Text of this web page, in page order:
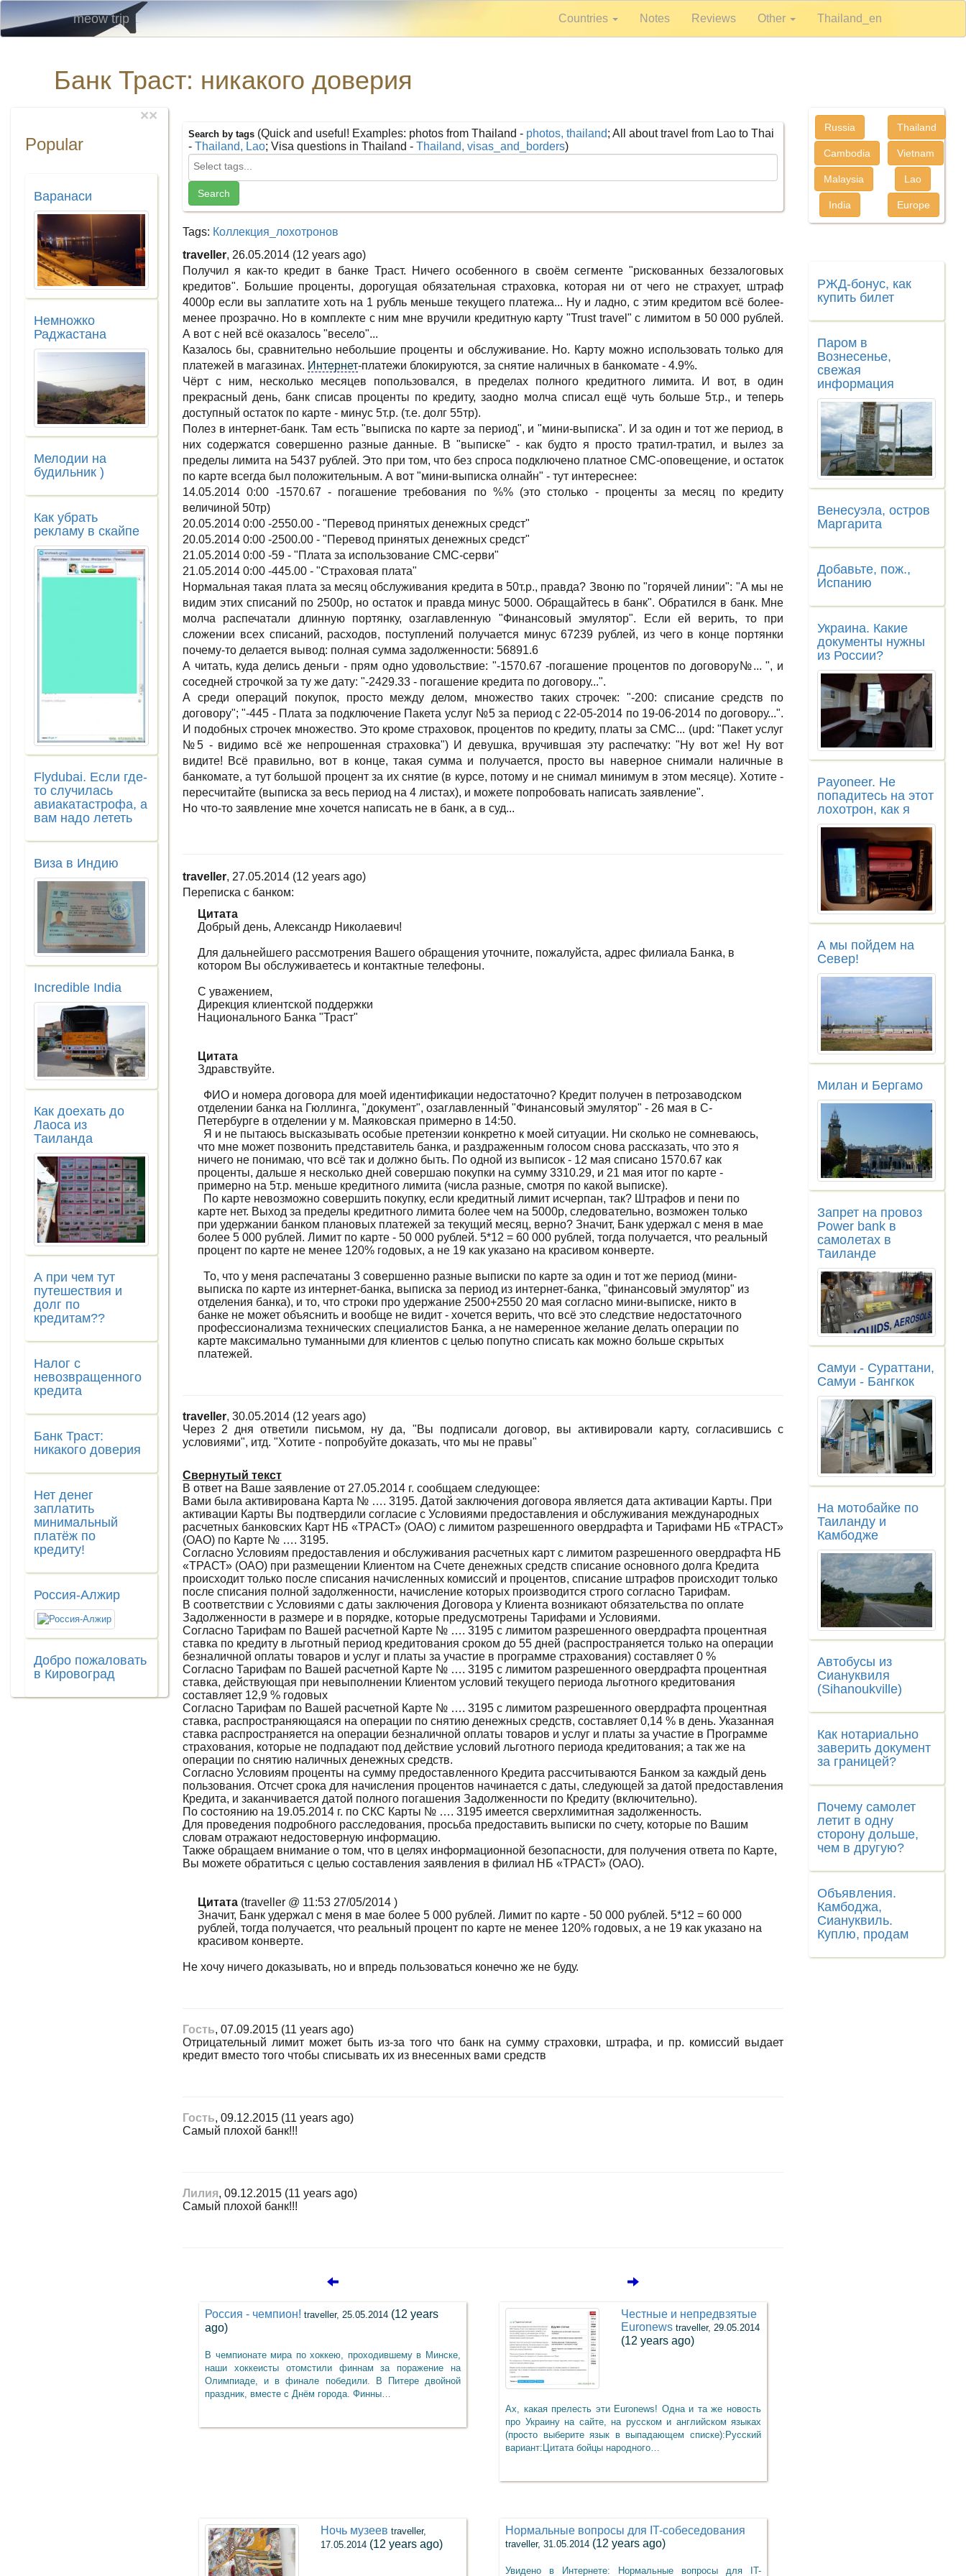
meow trip Countries Notes Reviews Other Thailand_en
Банк Траст: никакого доверия
×
×
Popular
Варанаси
Немножко
Раджастана
Мелодии на
будильник )
Как убрать
рекламу в скайпе
Flydubai. Если где-
то случилась
авиакатастрофа, а
вам надо лететь
Виза в Индию
Incredible India
Как доехать до
Лаоса из
Таиланда
А при чем тут
путешествия и
долг по
кредитам??
Налог с
невозвращенного
кредита
Банк Траст:
никакого доверия
Нет денег
заплатить
минимальный
платёж по
кредиту!
Россия-Алжир
Добро пожаловать
в Кировоград
Search by tags (Quick and useful! Examples: photos from Thailand - photos, thailand; All about travel from Lao to Thai
- Thailand, Lao; Visa questions in Thailand - Thailand, visas_and_borders)
Tags: Коллекция_лохотронов
traveller, 26.05.2014 (12 years ago)
Получил я как-то кредит в банке Траст. Ничего особенного в своём сегменте "рискованных беззалоговых
кредитов". Большие проценты, дорогущая обязательная страховка, которая ни от чего не страхует, штраф
4000р если вы заплатите хоть на 1 рубль меньше текущего платежа... Ну и ладно, с этим кредитом всё более-
менее прозрачно. Но в комплекте с ним мне вручили кредитную карту "Trust travel" с лимитом в 50 000 рублей.
А вот с ней всё оказалось "весело"...
Казалось бы, сравнительно небольшие проценты и обслуживание. Но. Карту можно использовать только для
платежей в магазинах. Интернет-платежи блокируются, за снятие наличных в банкомате - 4.9%.
Чёрт с ним, несколько месяцев попользовался, в пределах полного кредитного лимита. И вот, в один
прекрасный день, банк списав проценты по кредиту, заодно молча списал ещё чуть больше 5т.р., и теперь
доступный остаток по карте - минус 5т.р. (т.е. долг 55тр).
Полез в интернет-банк. Там есть "выписка по карте за период", и "мини-выписка". И за один и тот же период, в
них содержатся совершенно разные данные. В "выписке" - как будто я просто тратил-тратил, и вылез за
пределы лимита на 5437 рублей. Это при том, что без спроса подключено платное СМС-оповещение, и остаток
по карте всегда был положительным. А вот "мини-выписка олнайн" - тут интереснее:
14.05.2014 0:00 -1570.67 - погашение требования по %% (это столько - проценты за месяц по кредиту
величиной 50тр)
20.05.2014 0:00 -2550.00 - "Перевод принятых денежных средст"
20.05.2014 0:00 -2500.00 - "Перевод принятых денежных средст"
21.05.2014 0:00 -59 - "Плата за использование СМС-серви"
21.05.2014 0:00 -445.00 - "Страховая плата"
Нормальная такая плата за месяц обслуживания кредита в 50т.р., правда? Звоню по "горячей линии": "А мы не
видим этих списаний по 2500р, но остаток и правда минус 5000. Обращайтесь в банк". Обратился в банк. Мне
молча распечатали длинную портянку, озаглавленную "Финансовый эмулятор". Если ей верить, то при
сложении всех списаний, расходов, поступлений получается минус 67239 рублей, из чего в конце портянки
почему-то делается вывод: полная сумма задолженности: 56891.6
А читать, куда делись деньги - прям одно удовольствие: "-1570.67 -погашение процентов по договору№... ", и
соседней строчкой за ту же дату: "-2429.33 - погашение кредита по договору...".
А среди операций покупок, просто между делом, множество таких строчек: "-200: списание средств по
договору"; "-445 - Плата за подключение Пакета услуг №5 за период с 22-05-2014 по 19-06-2014 по договору...".
И подобных строчек множество. Это кроме страховок, процентов по кредиту, платы за СМС... (upd: "Пакет услуг
№5 - видимо всё же непрошенная страховка") И девушка, вручившая эту распечатку: "Ну вот же! Ну вот
видите! Всё правильно, вот в конце, такая сумма и получается, просто вы наверное снимали наличные в
банкомате, а тут большой процент за их снятие (в курсе, потому и не снимал минимум в этом месяце). Хотите -
пересчитайте (выписка за весь период на 4 листах), и можете попробовать написать заявление".
Но что-то заявление мне хочется написать не в банк, а в суд...
traveller, 27.05.2014 (12 years ago)
Переписка с банком:
Цитата
Добрый день, Александр Николаевич!
Для дальнейшего рассмотрения Вашего обращения уточните, пожалуйста, адрес филиала Банка, в
котором Вы обслуживаетесь и контактные телефоны.
С уважением,
Дирекция клиентской поддержки
Национального Банка "Траст"
Цитата
Здравствуйте.
ФИО и номера договора для моей идентификации недостаточно? Кредит получен в петрозаводском
отделении банка на Гюллинга, "документ", озаглавленный "Финансовый эмулятор" - 26 мая в С-
Петербурге в отделении у м. Маяковская примерно в 14:50.
Я и не пытаюсь высказывать особые претензии конкретно к моей ситуации. Ни сколько не сомневаюсь,
что мне может позвонить представитель банка, и раздраженным голосом снова рассказать, что это я
ничего не понимаю, что всё так и должно быть. По одной из выписок - 12 мая списано 1570.67 как
проценты, дальше я несколько дней совершаю покупки на сумму 3310.29, и 21 мая итог по карте -
примерно на 5т.р. меньше кредитного лимита (числа разные, смотря по какой выписке).
По карте невозможно совершить покупку, если кредитный лимит исчерпан, так? Штрафов и пени по
карте нет. Выход за пределы кредитного лимита более чем на 5000р, следовательно, возможен только
при удержании банком плановых платежей за текущий месяц, верно? Значит, Банк удержал с меня в мае
более 5 000 рублей. Лимит по карте - 50 000 рублей. 5*12 = 60 000 рублей, тогда получается, что реальный
процент по карте не менее 120% годовых, а не 19 как указано на красивом конверте.
То, что у меня распечатаны 3 совершенно разные выписки по карте за один и тот же период (мини-
выписка по карте из интернет-банка, выписка за период из интернет-банка, "финансовый эмулятор" из
отделения банка), и то, что строки про удержание 2500+2550 20 мая согласно мини-выписке, никто в
банке не может объяснить и вообще не видит - хочется верить, что всё это следствие недостаточного
профессионализма технических специалистов Банка, а не намеренное желание делать операции по
карте максимально туманными для клиентов с целью попутно списать как можно больше скрытых
платежей.
traveller, 30.05.2014 (12 years ago)
Через 2 дня ответили письмом, ну да, "Вы подписали договор, вы активировали карту, согласившись с
условиями", итд. "Хотите - попробуйте доказать, что мы не правы"
Свернутый текст
В ответ на Ваше заявление от 27.05.2014 г. сообщаем следующее:
Вами была активирована Карта № …. 3195. Датой заключения договора является дата активации Карты. При
активации Карты Вы подтвердили согласие с Условиями предоставления и обслуживания международных
расчетных банковских Карт НБ «ТРАСТ» (ОАО) с лимитом разрешенного овердрафта и Тарифами НБ «ТРАСТ»
(ОАО) по Карте № …. 3195.
Согласно Условиям предоставления и обслуживания расчетных карт с лимитом разрешенного овердрафта НБ
«ТРАСТ» (ОАО) при размещении Клиентом на Счете денежных средств списание основного долга Кредита
происходит только после списания начисленных комиссий и процентов, списание штрафов происходит только
после списания полной задолженности, начисление которых производится строго согласно Тарифам.
В соответствии с Условиями с даты заключения Договора у Клиента возникают обязательства по оплате
Задолженности в размере и в порядке, которые предусмотрены Тарифами и Условиями.
Согласно Тарифам по Вашей расчетной Карте № …. 3195 с лимитом разрешенного овердрафта процентная
ставка по кредиту в льготный период кредитования сроком до 55 дней (распространяется только на операции
безналичной оплаты товаров и услуг и платы за участие в программе страхования) составляет 0 %
Согласно Тарифам по Вашей расчетной Карте № …. 3195 с лимитом разрешенного овердрафта процентная
ставка, действующая при невыполнении Клиентом условий текущего периода льготного кредитования
составляет 12,9 % годовых
Согласно Тарифам по Вашей расчетной Карте № …. 3195 с лимитом разрешенного овердрафта процентная
ставка, распространяющаяся на операции по снятию денежных средств, составляет 0,14 % в день. Указанная
ставка распространяется на операции безналичной оплаты товаров и услуг и платы за участие в Программе
страхования, которые не подпадают под действие условий льготного периода кредитования; а так же на
операции по снятию наличных денежных средств.
Согласно Условиям проценты на сумму предоставленного Кредита рассчитываются Банком за каждый день
пользования. Отсчет срока для начисления процентов начинается с даты, следующей за датой предоставления
Кредита, и заканчивается датой полного погашения Задолженности по Кредиту (включительно).
По состоянию на 19.05.2014 г. по СКС Карты № …. 3195 имеется сверхлимитная задолженность.
Для проведения подробного расследования, просьба предоставить выписки по счету, которые по Вашим
словам отражают недостоверную информацию.
Также обращаем внимание о том, что в целях информационной безопасности, для получения ответа по Карте,
Вы можете обратиться с целью составления заявления в филиал НБ «ТРАСТ» (ОАО).
Цитата (traveller @ 11:53 27/05/2014 )
Значит, Банк удержал с меня в мае более 5 000 рублей. Лимит по карте - 50 000 рублей. 5*12 = 60 000
рублей, тогда получается, что реальный процент по карте не менее 120% годовых, а не 19 как указано на
красивом конверте.
Не хочу ничего доказывать, но и впредь пользоваться конечно же не буду.
Гость, 07.09.2015 (11 years ago)
Отрицательный лимит может быть из-за того что банк на сумму страховки, штрафа, и пр. комиссий выдает
кредит вместо того чтобы списывать их из внесенных вами средств
Гость, 09.12.2015 (11 years ago)
Самый плохой банк!!!
Лилия, 09.12.2015 (11 years ago)
Самый плохой банк!!!
Россия - чемпион! traveller, 25.05.2014 (12 years
ago)
В чемпионате мира по хоккею, проходившему в Минске,
наши хоккеисты отомстили финнам за поражение на
Олимпиаде, и в финале победили. В Питере двойной
праздник, вместе с Днём города. Финны…
Честные и непредвзятые
Euronews traveller, 29.05.2014
(12 years ago)
Ах, какая прелесть эти Euronews! Одна и та же новость
про Украину на сайте, на русском и английском языках
(просто выберите язык в выпадающем списке):Русский
вариант:Цитата бойцы народного…
Ночь музеев traveller,
17.05.2014 (12 years ago)
Нормальные вопросы для IT-собеседования
traveller, 31.05.2014 (12 years ago)
Увидено в Интернете: Нормальные вопросы для IT-
Russia Thailand
Cambodia Vietnam
Malaysia Lao
India Europe
РЖД-бонус, как
купить билет
Паром в
Вознесенье,
свежая
информация
Венесуэла, остров
Маргарита
Добавьте, пож.,
Испанию
Украина. Какие
документы нужны
из России?
Payoneer. Не
попадитесь на этот
лохотрон, как я
А мы пойдем на
Север!
Милан и Бергамо
Запрет на провоз
Power bank в
самолетах в
Таиланде
Самуи - Сураттани,
Самуи - Бангкок
На мотобайке по
Таиланду и
Камбодже
Автобусы из
Сиануквиля
(Sihanoukville)
Как нотариально
заверить документ
за границей?
Почему самолет
летит в одну
сторону дольше,
чем в другую?
Объявления.
Камбоджа,
Сиануквиль.
Куплю, продам